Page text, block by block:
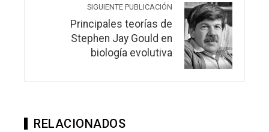
SIGUIENTE PUBLICACIÓN
Principales teorías de
Stephen Jay Gould en
biología evolutiva
RELACIONADOS